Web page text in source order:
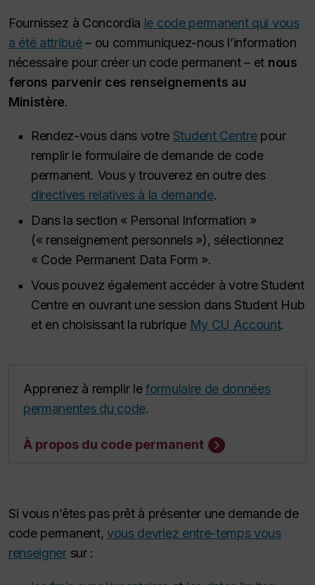
Fournissez à Concordia le code permanent qui vous
a été attribué– ou communiquez-nous l’information
nécessaire pour créer un code permanent – et nous
ferons parvenir ces renseignements au
Ministère.
Rendez-vous dans votre Student Centrepour
remplir le formulaire de demande de code
permanent. Vous y trouverez en outre des
directives relatives à la demande.
Dans la section « Personal Information »
(« renseignement personnels »), sélectionnez
« Code Permanent Data Form ».
Vous pouvez également accéder à votre Student
Centre en ouvrant une session dans Student Hub
et en choisissant la rubrique My CU Account.
Apprenez à remplir leformulaire de données
permanentes du code.
À propos du code permanent
Si vous n’êtes pas prêt à présenter une demande de
code permanent, vous devriez entre-temps vous
renseignersur :